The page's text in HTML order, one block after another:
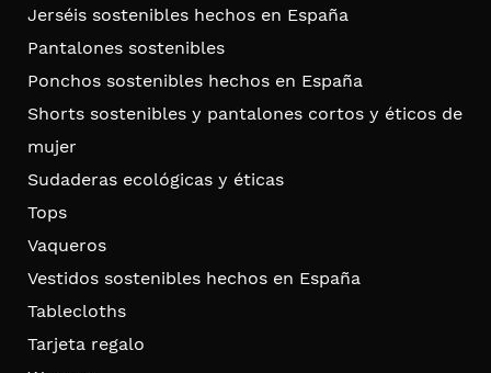
Jerséis sostenibles hechos en España
Pantalones sostenibles
Ponchos sostenibles hechos en España
Shorts sostenibles y pantalones cortos y éticos de
mujer
Sudaderas ecológicas y éticas
Tops
Vaqueros
Vestidos sostenibles hechos en España
Tablecloths
Tarjeta regalo